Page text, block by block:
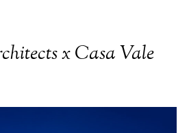
x Casa Vale